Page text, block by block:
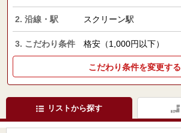
2. 沿線・駅 スクリーン駅
3. こだわり条件 格安（1,000円以下）
こだわり条件を変更する
リストから探す